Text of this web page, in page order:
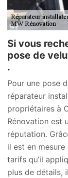
Si vous
pose de
.
Pour une pose
réparateur
propriétaires à
Rénovation est
réputation.
il est en
tarifs qu’il
plus de détails,